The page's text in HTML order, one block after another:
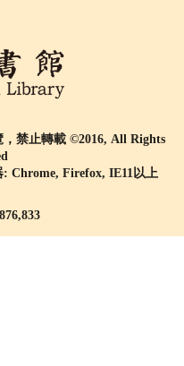
禁止轉載 ©2016, All Rights
Chrome, Firefox, IE11以上